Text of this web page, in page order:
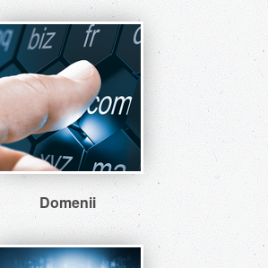
Domenii